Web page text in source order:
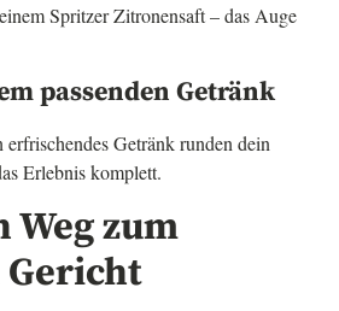
Spritzer Zitronensaft – das Auge
passenden Getränk
Getränk runden dein
Erlebnis komplett.
Weg zum